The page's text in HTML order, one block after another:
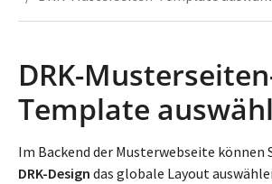
DRK-
Template
Im Backend der Musterwebseite können
DRK-Design das globale Layout